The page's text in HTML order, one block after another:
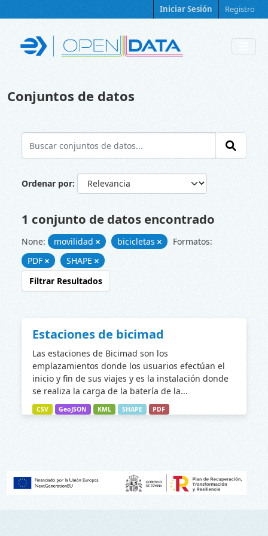
Iniciar Sesión Registro
Conjuntos de datos
Ordenar por
1 conjunto de datos encontrado
None: movilidad bicicletas
Formatos:
PDF
SHAPE
Filtrar Resultados
Estaciones de bicimad
Las estaciones de Bicimad son los
emplazamientos donde los usuarios efectúan el
inicio y fin de sus viajes y es la instalación donde
se realiza la carga de la batería de la...
CSV GeoJSON KML SHAPE PDF